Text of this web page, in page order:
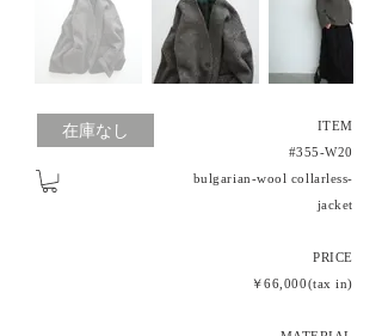
在庫なし
ITEM
#355-W20
bulgarian-wool collarless-
jacket
PRICE
￥66,000(tax in)